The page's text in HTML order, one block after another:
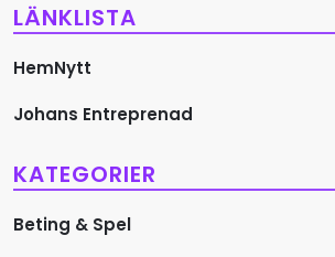
g
s
n
a
v
LÄNKLISTA
HemNytt
Johans Entreprenad
KATEGORIER
Beting & Spel